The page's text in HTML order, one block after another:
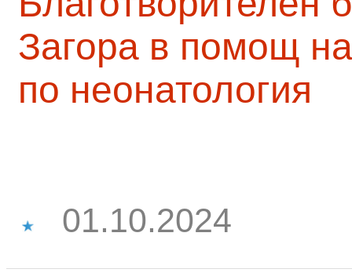
Загора в помощ
по неонатология
01.10.2024